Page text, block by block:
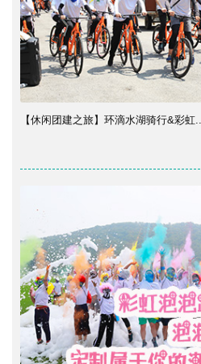
【休闲团建之旅】环滴水湖骑行&彩虹...